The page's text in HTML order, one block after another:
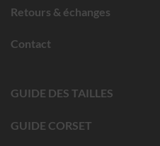
Retours & échanges
Contact
GUIDE DES TAILLES
GUIDE CORSET